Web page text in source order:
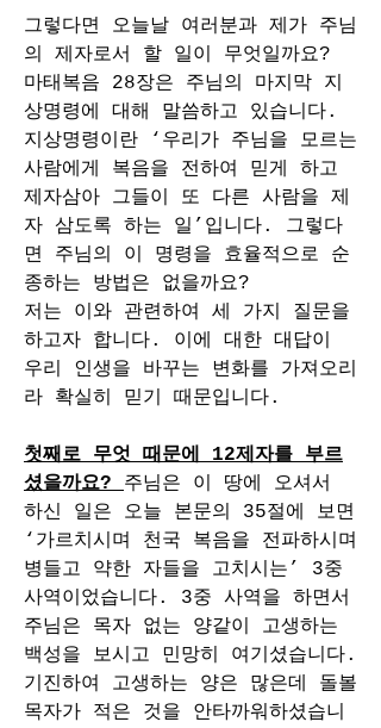
그렇다면 오늘날 여러분과 제가 주님
의 제자로서 할 일이 무엇일까요?
마태복음 28장은 주님의 마지막 지
상명령에 대해 말씀하고 있습니다.
지상명령이란 ‘우리가 주님을 모르는
사람에게 복음을 전하여 믿게 하고
제자삼아 그들이 또 다른 사람을 제
자 삼도록 하는 일’입니다. 그렇다
면 주님의 이 명령을 효율적으로 순
종하는 방법은 없을까요?
저는 이와 관련하여 세 가지 질문을
하고자 합니다. 이에 대한 대답이
우리 인생을 바꾸는 변화를 가져오리
라 확실히 믿기 때문입니다.
첫째로 무엇 때문에 12제자를 부르
셨을까요? 주님은 이 땅에 오셔서
하신 일은 오늘 본문의 35절에 보면
‘가르치시며 천국 복음을 전파하시며
병들고 약한 자들을 고치시는’ 3중
사역이었습니다. 3중 사역을 하면서
주님은 목자 없는 양같이 고생하는
백성을 보시고 민망히 여기셨습니다.
기진하여 고생하는 양은 많은데 돌볼
목자가 적은 것을 안타까워하셨습니